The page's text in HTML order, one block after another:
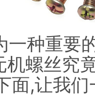
种重要
机螺丝究
面,让我